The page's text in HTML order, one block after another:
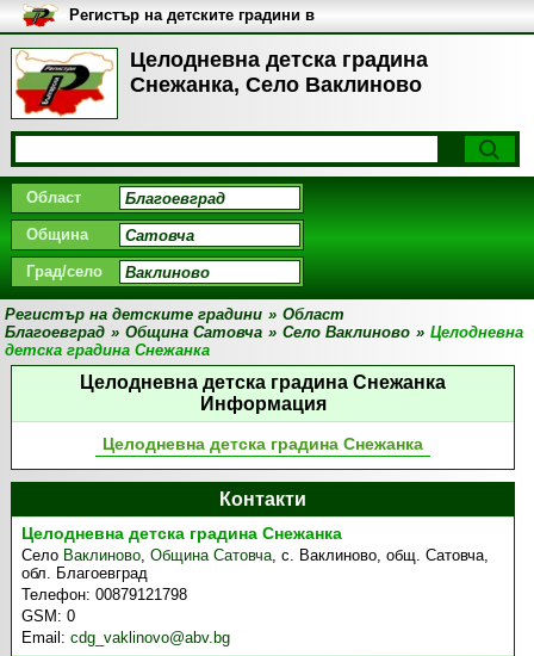
Целодневна детска градина
Снежанка, Село Ваклиново
Регистър на детските градини в
България
Област
Община
Град/село
Регистър на детските градини » Област
Благоевград » Община Сатовча » Село Ваклиново » Целодневна
детска градина Снежанка
Целодневна детска градина Снежанка
Информация
Целодневна детска градина Снежанка
Контакти
Целодневна детска градина Снежанка
Село Ваклиново,Община Сатовча,с. Ваклиново, общ. Сатовча,
обл. Благоевград
Телефон:00879121798
GSM:0
Email:cdg_vaklinovo@abv.bg